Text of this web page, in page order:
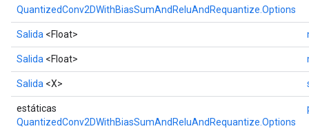
QuantizedConv2DWithBiasSumAndReluAndRequantize.Options
Salida <Float>
Salida <Float>
Salida <X>
estáticas
QuantizedConv2DWithBiasSumAndReluAndRequantize.Options